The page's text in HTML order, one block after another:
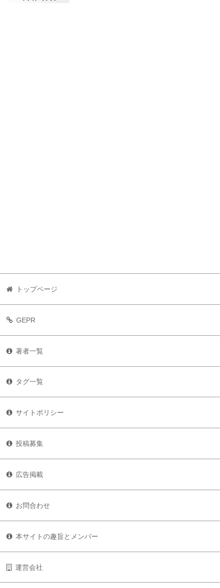
トップページ
GEPR
著者一覧
タグ一覧
サイトポリシー
投稿募集
広告掲載
お問合わせ
本サイトの趣旨とメンバー
運営会社